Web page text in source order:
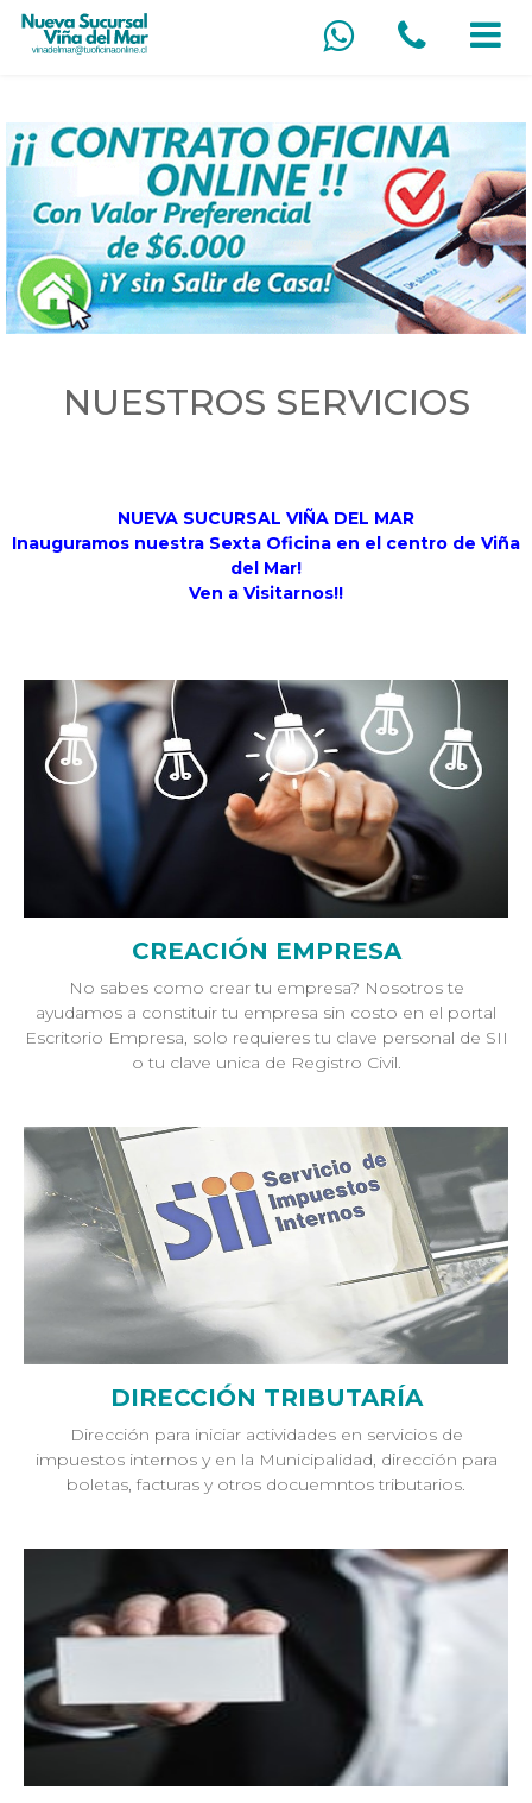
NUESTROS SERVICIOS
NUEVA SUCURSAL VIÑA DEL MAR
Inauguramos nuestra Sexta Oficina en el centro de Viña
del Mar!
Ven a Visitarnos!!
CREACIÓN EMPRESA
No sabes como crear tu empresa? Nosotros te
ayudamos a constituir tu empresa sin costo en el portal
Escritorio Empresa, solo requieres tu clave personal de SII
o tu clave unica de Registro Civil.
DIRECCIÓN TRIBUTARÍA
Dirección para iniciar actividades en servicios de
impuestos internos y en la Municipalidad, dirección para
boletas, facturas y otros docuemntos tributarios.